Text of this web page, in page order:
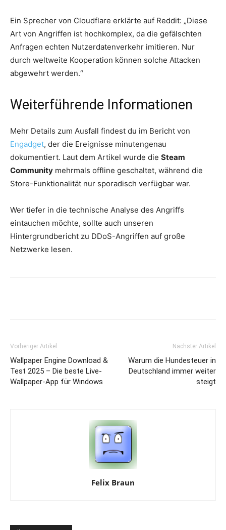
Ein Sprecher von Cloudflare erklärte auf Reddit: „Diese
Art von Angriffen ist hochkomplex, da die gefälschten
Anfragen echten Nutzerdatenverkehr imitieren. Nur
durch weltweite Kooperation können solche Attacken
abgewehrt werden.“
Weiterführende Informationen
Mehr Details zum Ausfall findest du im Bericht von
Engadget, der die Ereignisse minutengenau
dokumentiert. Laut dem Artikel wurde die Steam
Community mehrmals offline geschaltet, während die
Store-Funktionalität nur sporadisch verfügbar war.
Wer tiefer in die technische Analyse des Angriffs
eintauchen möchte, sollte auch unseren
Hintergrundbericht zu DDoS-Angriffen auf große
Netzwerke lesen.
Vorheriger Artikel
Wallpaper Engine Download &
Test 2025 – Die beste Live-
Wallpaper-App für Windows
Nächster Artikel
Warum die Hundesteuer in
Deutschland immer weiter
steigt
Felix Braun